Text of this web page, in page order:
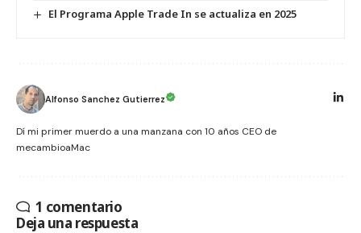
El Programa Apple Trade In se actualiza en 2025
Alfonso Sanchez Gutierrez
Dí mi primer muerdo a una manzana con 10 años CEO de
mecambioaMac
1 comentario
Deja una respuesta